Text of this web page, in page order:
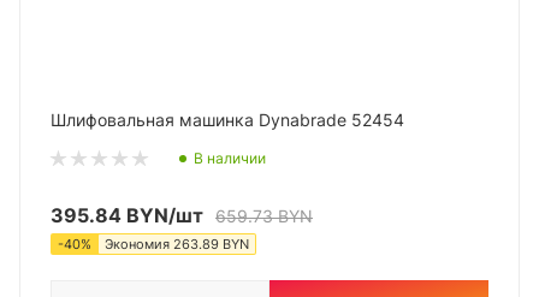
Шлифовальная машинка Dynabrade 52454
В наличии
395.84 BYN/шт 659.73BYN
-40% Экономия 263.89 BYN